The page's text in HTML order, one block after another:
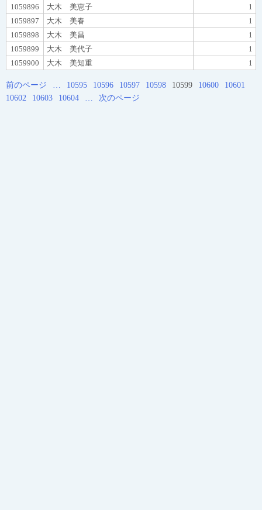
1059896
大木 美恵子
1
1059897
大木 美春
1
1059898
大木 美昌
1
1059899
大木 美代子
1
1059900
大木 美知重 1
前のページ … 10595 10596 10597 10598 10599 10600
10601
10602
10603 10604 … 次のページ